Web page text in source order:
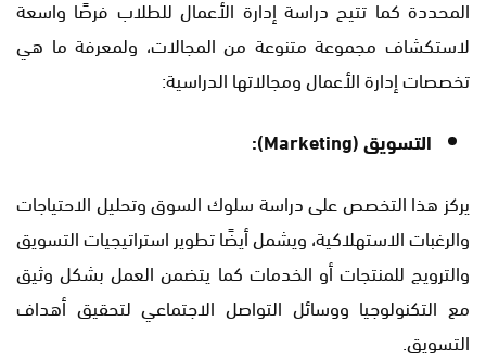
المحددة كما تتيح دراسة إدارة الأعمال للطلاب فرصًا واسعة
لاستكشاف مجموعة متنوعة من المجالات، ولمعرفة ما هي
تخصصات إدارة الأعمال ومجالاتها الدراسية:
التسويق (Marketing):
يركز هذا التخصص على دراسة سلوك السوق وتحليل الاحتياجات
والرغبات الاستهلاكية، ويشمل أيضًا تطوير استراتيجيات التسويق
والترويج للمنتجات أو الخدمات كما يتضمن العمل بشكل وثيق
مع التكنولوجيا ووسائل التواصل الاجتماعي لتحقيق أهداف
التسويق.